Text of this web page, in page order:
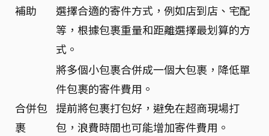
補助
選擇合適的寄件方式，例如店到店、宅配
等，根據包裹重量和距離選擇最划算的方
式。
合併包
裹
將多個小包裹合併成一個大包裹，降低單
件包裹的寄件費用。
提前將包裹打包好，避免在超商現場打
包，浪費時間也可能增加寄件費用。